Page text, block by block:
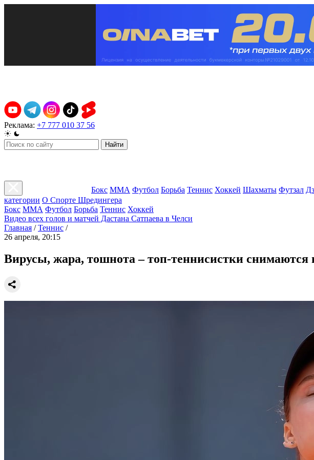
Реклама: +7 777 010 37 56
Найти
Бокс ММА Футбол Борьба Теннис Хоккей Шахматы Футзал
категории О Спорте Шредингера
Бокс ММА Футбол Борьба Теннис Хоккей
Видео всех голов и матчей Дастана Сатпаева в Челси
Главная / Теннис /
26 апреля, 20:15
Вирусы, жара, тошнота – топ-теннисистки